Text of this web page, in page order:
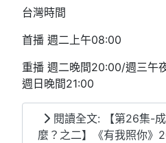
台灣時間
首播 週二上午08:00
重播 週二晚間20:00/週三午
週日晚間21:00
閱讀全文: 【第26集-
麼？之二】《有我照你